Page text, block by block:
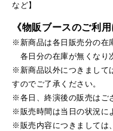
など】
《物販ブースのご利
※新商品は各日販売分の在
各日分の在庫が無くなり
※新商品以外につきまして
すのでご了承ください。
※各日、終演後の販売はご
※販売時間は当日の状況に
※販売内容につきましては